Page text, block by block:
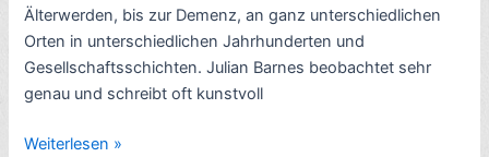
Älterwerden, bis zur Demenz, an ganz unterschiedlichen
Orten in unterschiedlichen Jahrhunderten und
Gesellschaftsschichten. Julian Barnes beobachtet sehr
genau und schreibt oft kunstvoll
Kritik
Weiterlesen »